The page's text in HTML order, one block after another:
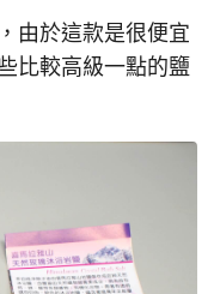
由於這款是很便宜
比較高級一點的鹽